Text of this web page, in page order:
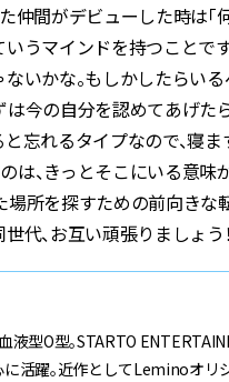
仲間がデビューした時は
うマインドを持つことで
いかな。もしかしたらい
は今の自分を認めてあげ
忘れるタイプなので、寝
、きっとそこにいる意味
所を探すための前向き
代、お互い頑張りましょう！
液型O型。STARTO
活躍。近作としてLeminoオリ